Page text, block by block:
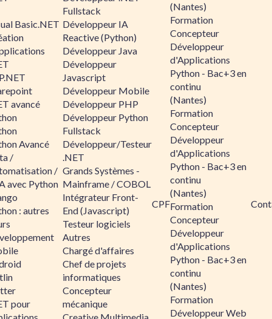
Basic.NET
avancé
Avancé
/
/
avec Python
: autres
pour
Fullstack
Développeur IA
Reactive (Python)
Développeur Java
Développeur
Javascript
Développeur Mobile
Développeur PHP
Développeur Python
Fullstack
Développeur/Testeur
.NET
Grands Systèmes -
Mainframe / COBOL
Intégrateur Front-
End (Javascript)
Testeur logiciels
Autres
Chargé d'affaires
Chef de projets
informatiques
Concepteur
mécanique
CPF
(Nantes)
Formation
Concepteur
Développeur
d'Applications
Python - Bac+3 en
continu
(Nantes)
Formation
Concepteur
Développeur
d'Applications
Python - Bac+3 en
continu
(Nantes)
Formation
Concepteur
Développeur
d'Applications
Python - Bac+3 en
continu
(Nantes)
Formation
Développeur Web